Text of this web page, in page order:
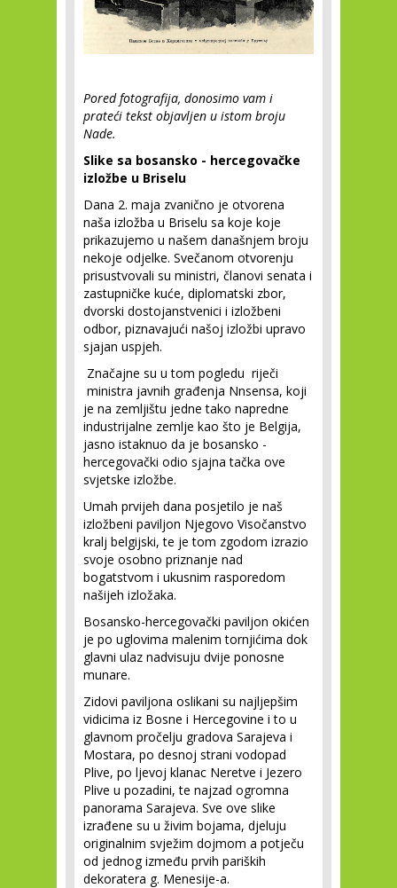
Pored fotografija, donosimo vam i
prateći tekst objavljen u istom broju
Nade.
Slike sa bosansko - hercegovačke
izložbe u Briselu
Dana 2. maja zvanično je otvorena
naša izložba u Briselu sa koje koje
prikazujemo u našem današnjem broju
nekoje odjelke. Svečanom otvorenju
prisustvovali su ministri, članovi senata i
zastupničke kuće, diplomatski zbor,
dvorski dostojanstvenici i izložbeni
odbor, piznavajući našoj izložbi upravo
sjajan uspjeh.
Značajne su u tom pogledu riječi
ministra javnih građenja Nnsensa, koji
je na zemljištu jedne tako napredne
industrijalne zemlje kao što je Belgija,
jasno istaknuo da je bosansko -
hercegovački odio sjajna tačka ove
svjetske izložbe.
Umah prvijeh dana posjetilo je naš
izložbeni paviljon Njegovo Visočanstvo
kralj belgijski, te je tom zgodom izrazio
svoje osobno priznanje nad
bogatstvom i ukusnim rasporedom
našijeh izložaka.
Bosansko-hercegovački paviljon okićen
je po uglovima malenim tornjićima dok
glavni ulaz nadvisuju dvije ponosne
munare.
Zidovi paviljona oslikani su najljepšim
vidicima iz Bosne i Hercegovine i to u
glavnom pročelju gradova Sarajeva i
Mostara, po desnoj strani vodopad
Plive, po ljevoj klanac Neretve i Jezero
Plive u pozadini, te najzad ogromna
panorama Sarajeva. Sve ove slike
izrađene su u živim bojama, djeluju
originalnim svježim dojmom a potječu
od jednog između prvih pariških
dekoratera g. Menesije-a.